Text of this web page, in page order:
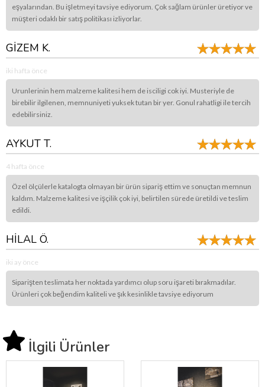
eşyalarından. Bu işletmeyi tavsiye ediyorum. Çok sağlam ürünler üretiyor ve
müşteri odaklı bir satış politikası izliyorlar.
GİZEM K.
iki hafta önce
Urunlerinin hem malzeme kalitesi hem de isciligi cok iyi. Musteriyle de
birebilir ilgilenen, memnuniyeti yuksek tutan bir yer. Gonul rahatligi ile tercih
edebilirsiniz.
AYKUT T.
4 hafta önce
Özel ölçülerle katalogta olmayan bir ürün sipariş ettim ve sonuçtan memnun
kaldım. Malzeme kalitesi ve işçilik çok iyi, belirtilen sürede üretildi ve teslim
edildi.
HİLAL Ö.
iki ay önce
Siparişten teslimata her noktada yardımcı olup soru işareti bırakmadılar.
Ürünleri çok beğendim kaliteli ve şık kesinlikle tavsiye ediyorum
İlgili Ürünler